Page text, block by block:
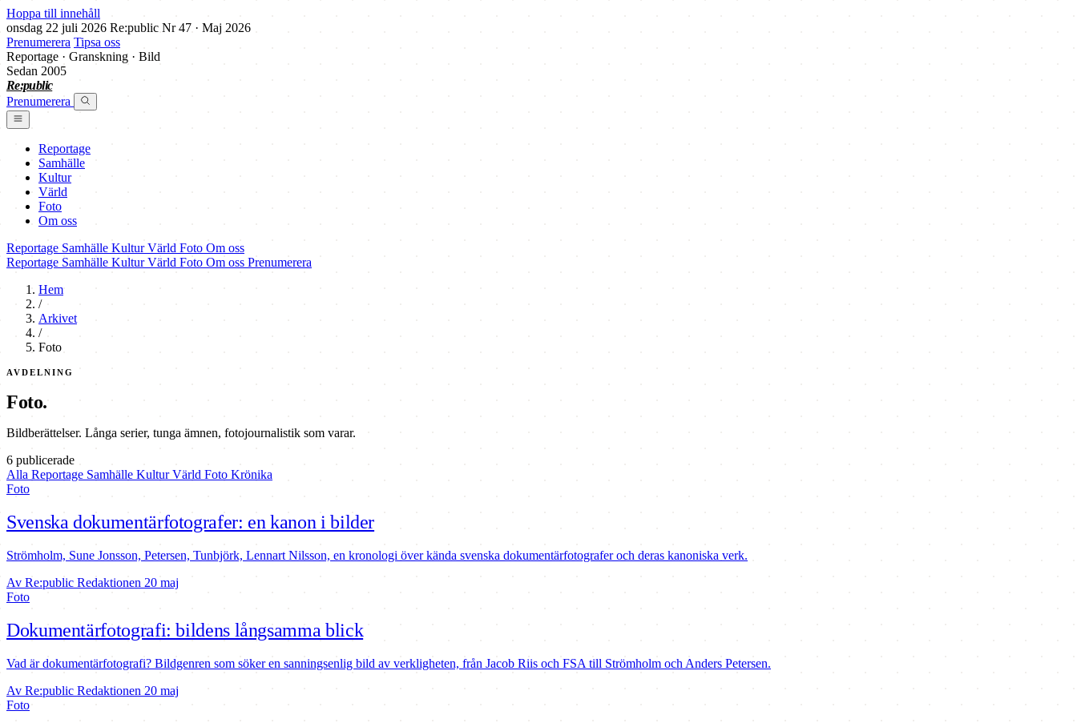
Hoppa till innehåll
onsdag 22 juli 2026 Re:public Nr 47 · Maj 2026
Prenumerera Tipsa oss
Reportage · Granskning · Bild
Sedan 2005
Re:public
Prenumerera
Reportage
Samhälle
Kultur
Värld
Foto
Om oss
Reportage Samhälle KulturVärld Foto Om oss
Reportage Samhälle KulturVärld Foto Om oss Prenumerera
Hem
/
Arkivet
/
Foto
AVDELNING
Foto.
Bildberättelser. Långa serier, tunga ämnen, fotojournalistik som varar.
6 publicerade
Alla Reportage Samhälle KulturVärld Foto Krönika
Foto
Svenska dokumentärfotografer: en kanon i bilder
Strömholm, Sune Jonsson, Petersen, Tunbjörk, Lennart Nilsson, en kronologi över kända svenska dokumentärfotografer och deras kanoniska verk.
Av Re:public Redaktionen 20 maj
Foto
Dokumentärfotografi: bildens långsamma blick
Vad är dokumentärfotografi? Bildgenren som söker en sanningsenlig bild av verkligheten, från Jacob Riis och FSA till Strömholm och Anders Petersen.
Av Re:public Redaktionen 20 maj
Foto